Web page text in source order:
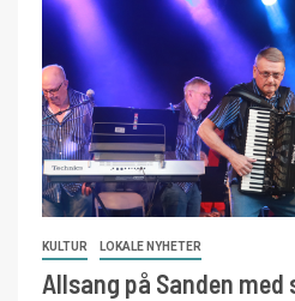
KULTUR LOKALE NYHETER
Allsang på Sanden med